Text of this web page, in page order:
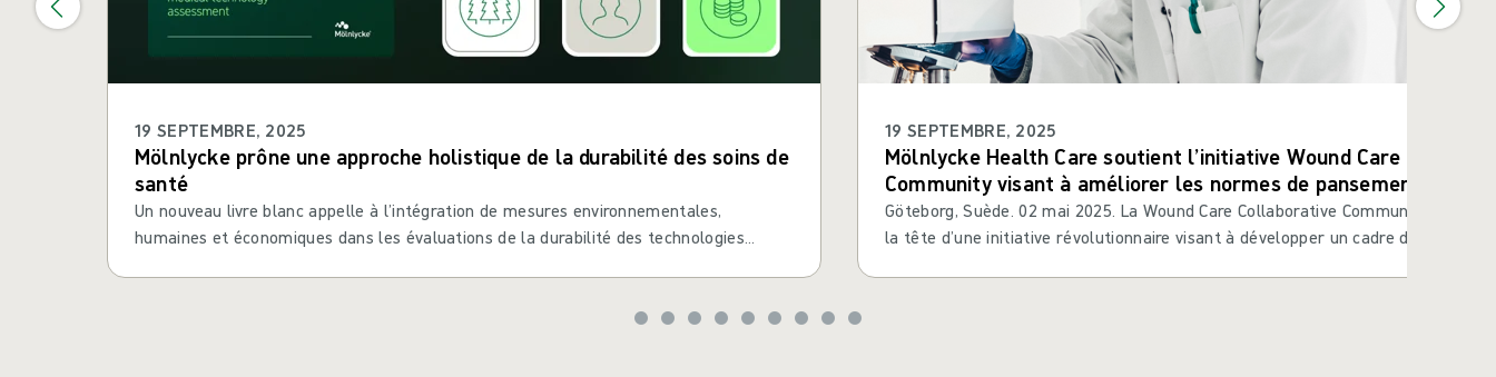
19 SEPTEMBRE, 2025
Mölnlycke prône une approche holistique de la durabilité des soins de
santé
Un nouveau livre blanc appelle à l’intégration de mesures environnementales,
humaines et économiques dans les évaluations de la durabilité des technologies
19 SEPTEMBRE, 2025
Mölnlycke Health Care soutient l’initiative Wound Care
Community visant à améliorer les normes de pansement des
Göteborg, Suède. 02 mai 2025. La Wound Care Collaborative Community (WCCC)
la tête d’une initiative révolutionnaire visant à développer un cadre de test